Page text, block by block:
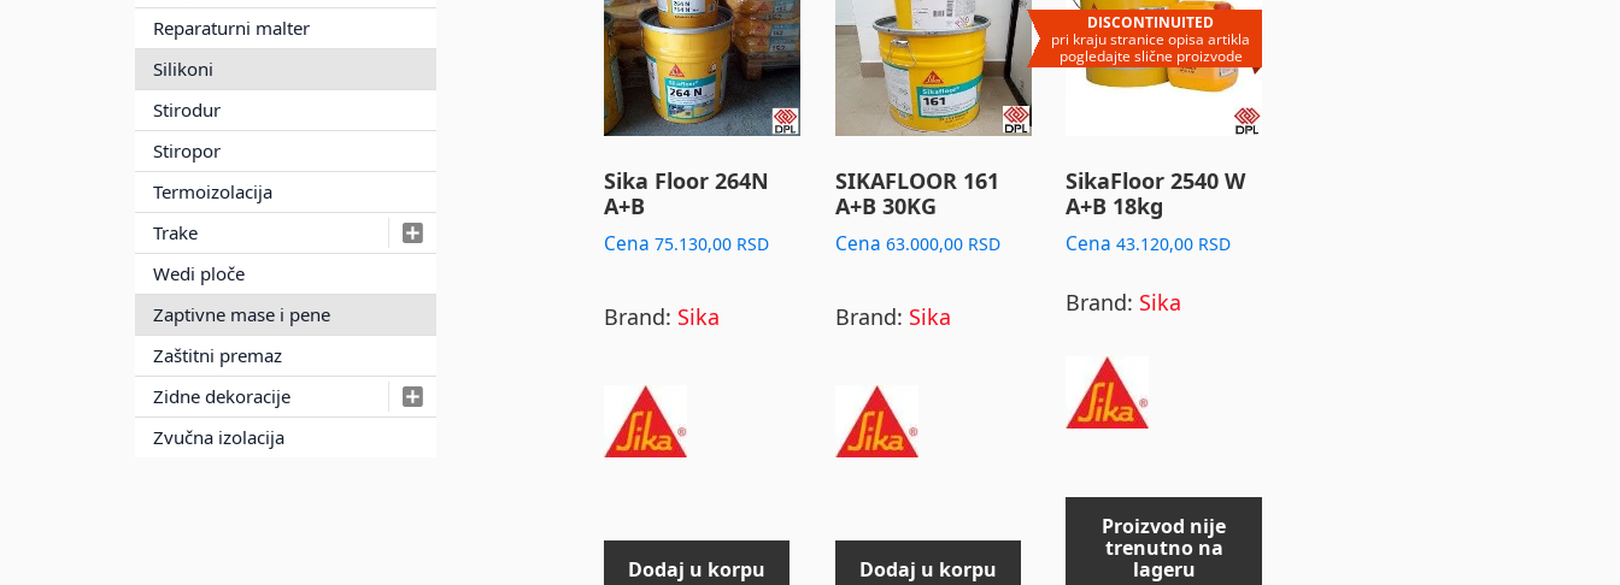
Sika Floor 264N
A+B
Cena 75.130,00 RSD
Brand: Sika
Dodaj u korpu
SIKAFLOOR 161
A+B 30KG
Cena 63.000,00 RSD
Brand: Sika
Dodaj u korpu
SikaFloor 2540 W
A+B 18kg
Cena43.120,00 RSD
Brand: Sika
Proizvod nije
trenutno na
lageru
Reparaturni malter
Silikoni
Stirodur
Stiropor
Termoizolacija
Trake
Wedi ploče
Zaptivne mase i pene
Zaštitni premaz
Zidne dekoracije
Zvučna izolacija
DISCONTINUITED
pri kraju stranice opisa artikla
pogledajte slične proizvode